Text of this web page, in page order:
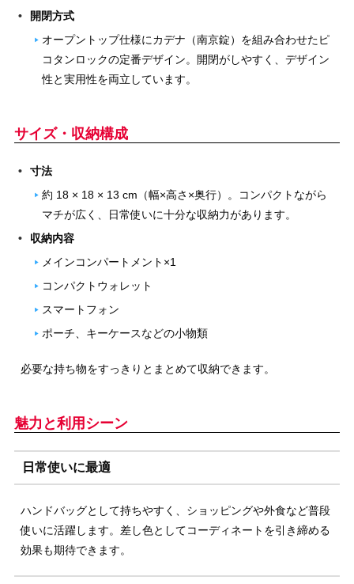
開閉方式
オープントップ仕様にカデナ（南京錠）を組み合わせたピ
コタンロックの定番デザイン。開閉がしやすく、デザイン
性と実用性を両立しています。
サイズ・収納構成
寸法
約 18 × 18 × 13 cm（幅×高さ×奥行）。コンパクトながら
マチが広く、日常使いに十分な収納力があります。
収納内容
メインコンパートメント×1
コンパクトウォレット
スマートフォン
ポーチ、キーケースなどの小物類
必要な持ち物をすっきりとまとめて収納できます。
魅力と利用シーン
日常使いに最適
ハンドバッグとして持ちやすく、ショッピングや外食など普段
使いに活躍します。差し色としてコーディネートを引き締める
効果も期待できます。